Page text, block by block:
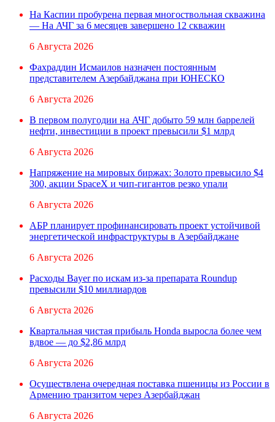
На Каспии пробурена первая многоствольная скважина
— На АЧГ за 6 месяцев завершено 12 скважин
6 Августа 2026
Фахраддин Исмаилов назначен постоянным
представителем Азербайджана при ЮНЕСКО
6 Августа 2026
В первом полугодии на АЧГ добыто 59 млн баррелей
нефти, инвестиции в проект превысили $1 млрд
6 Августа 2026
Напряжение на мировых биржах: Золото превысило $4
300, акции SpaceX и чип-гигантов резко упали
6 Августа 2026
АБР планирует профинансировать проект устойчивой
энергетической инфраструктуры в Азербайджане
6 Августа 2026
Расходы Bayer по искам из-за препарата Roundup
превысили $10 миллиардов
6 Августа 2026
Квартальная чистая прибыль Honda выросла более чем
вдвое — до $2,86 млрд
6 Августа 2026
Осуществлена очередная поставка пшеницы из России в
Армению транзитом через Азербайджан
6 Августа 2026